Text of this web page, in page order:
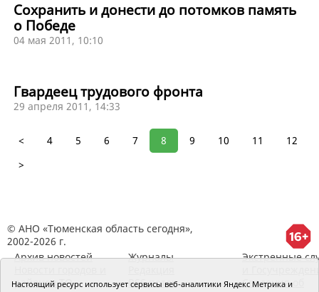
Сохранить и донести до потомков память
о Победе
04 мая 2011, 10:10
Гвардеец трудового фронта
29 апреля 2011, 14:33
< 4 5 6 7 8 9 10 11
12
>
© АНО «Тюменская область сегодня»,
2002-2026 г.
Архив новостей
районов ТО
Журналы
RSS поток
Экстренные
Сведения об
Настоящий ресурс использует сервисы веб-аналитики Яндекс Метрика и